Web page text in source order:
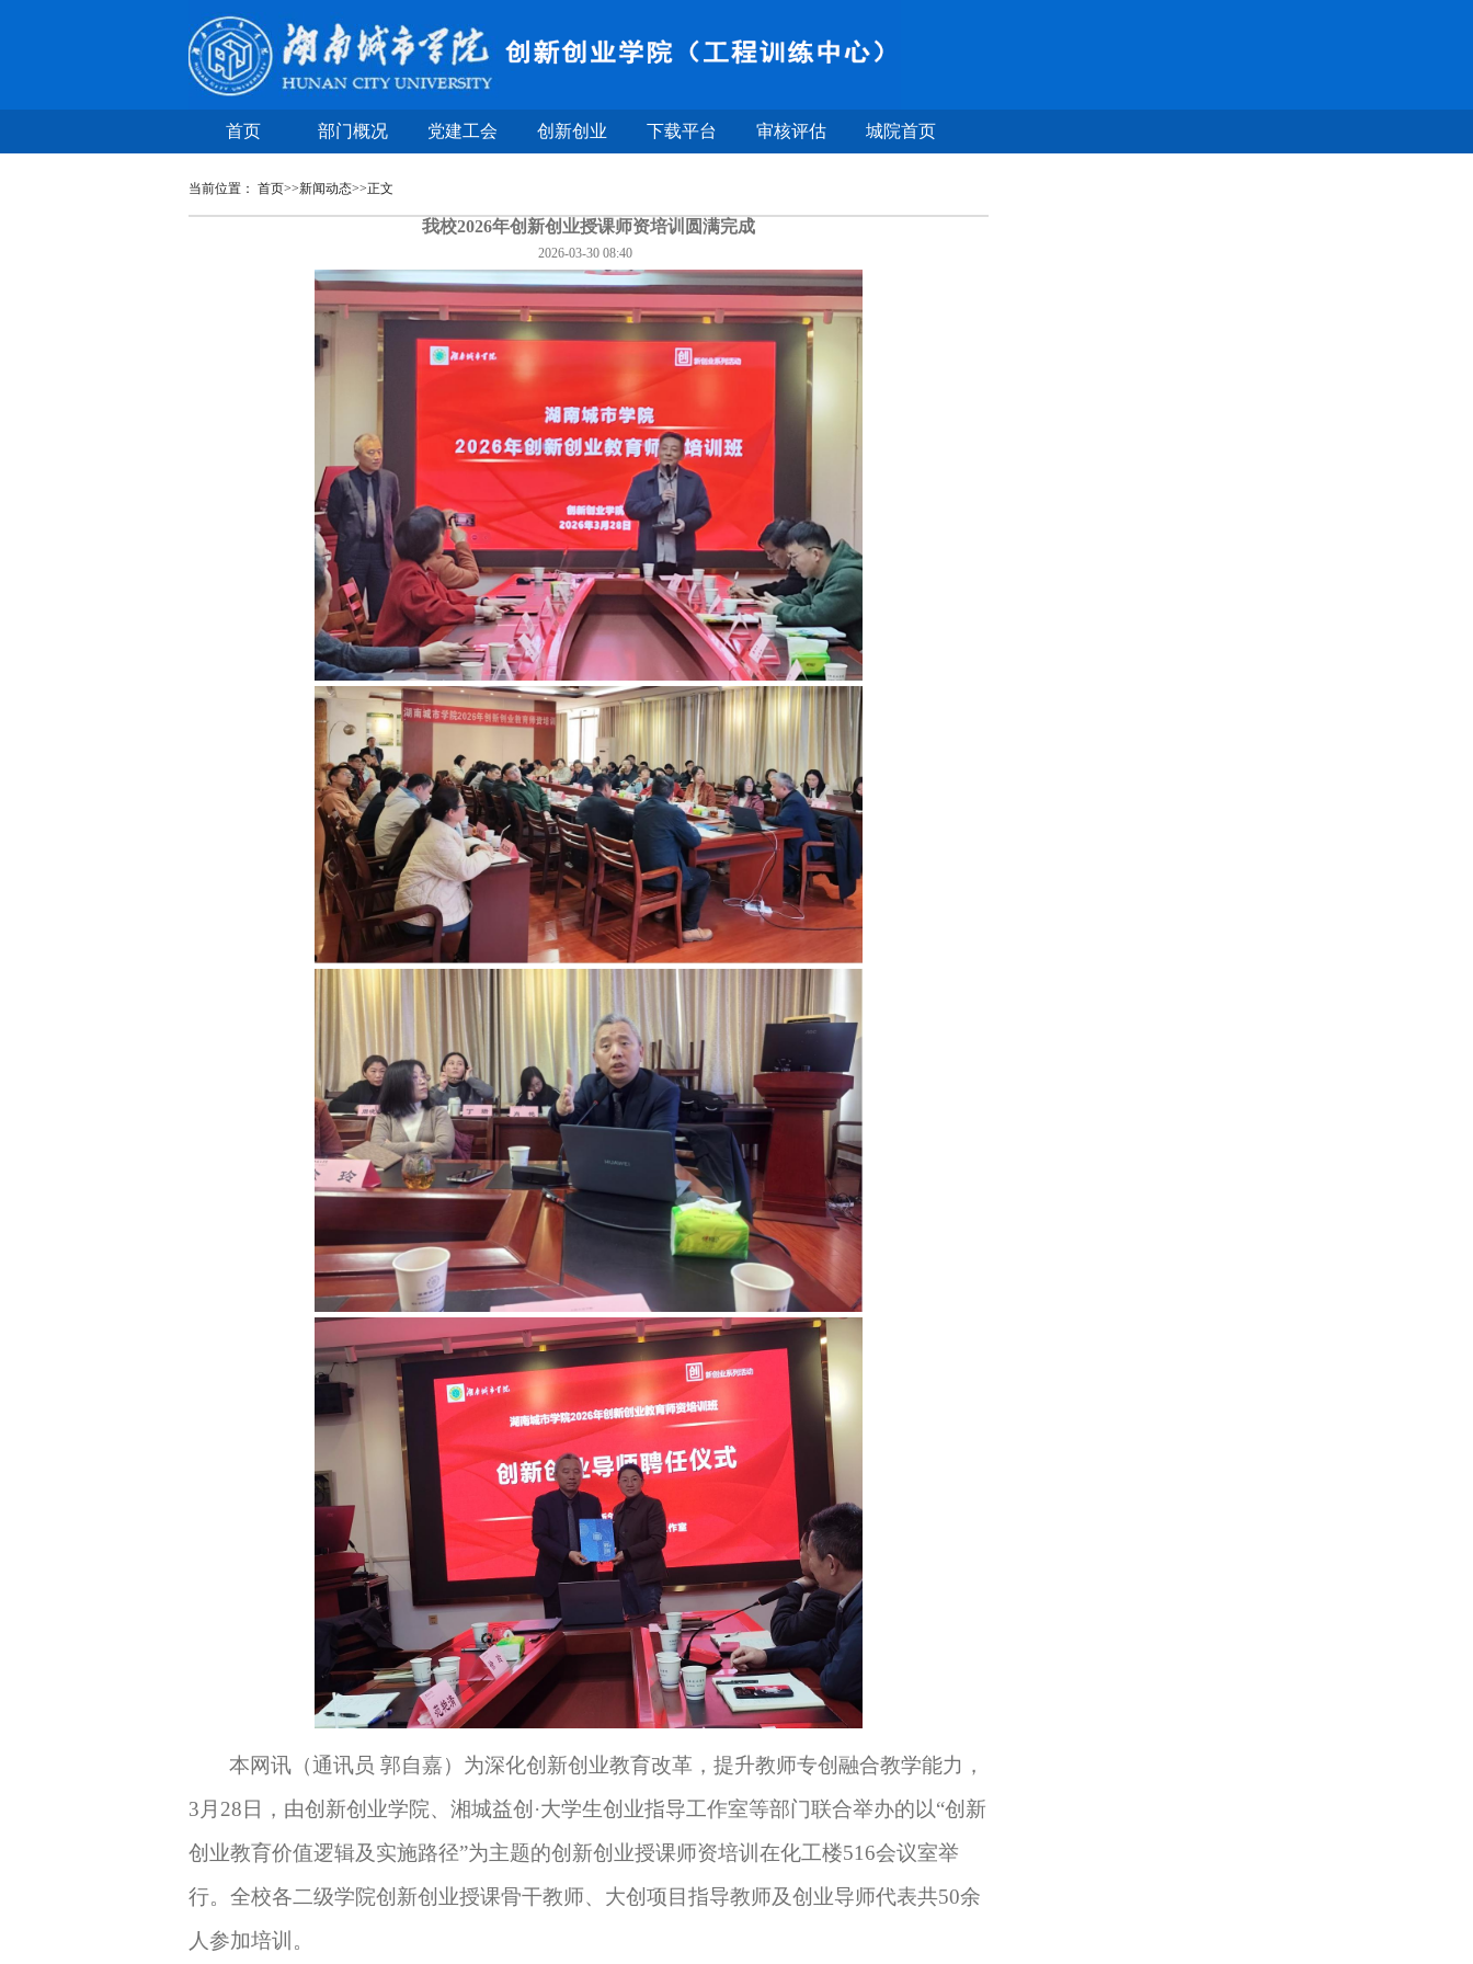
首页 部门概况 党建工会 创新创业 下载平台 审核评估 城院首页
当前位置： 首页>>新闻动态>>正文
我校2026年创新创业授课师资培训圆满完成
2026-03-30 08:40
本网讯（通讯员 郭自嘉）为深化创新创业教育改革，提升教师专创融合教学能力，
3月28日，由创新创业学院、 湘城益创 ·大学生创业指导工作室等部门联合举办的以“创新
创业教育价值逻辑及实施路径”为主题的创新创业授课师资培训在化工楼516会议室举
行。全校各二级学院创新创业授课骨干教师、大创项目指导教师及创业导师代表共50余
人参加培训。